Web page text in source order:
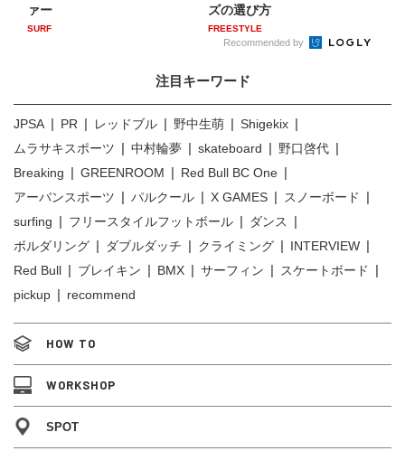
ァー
SURF
ズの選び方
FREESTYLE
Recommended by
注目キーワード
JPSA PR レッドブル 野中生萌
Shigekix
ムラサキスポーツ
中村輪夢 skateboard
野口啓代
Breaking
GREENROOM
Red Bull BC One
アーバンスポーツ
パルクール X GAMES
スノーボード
surfing
フリースタイルフットボール
ダンス
ボルダリング
ダブルダッチ クライミング
INTERVIEW
Red Bull
ブレイキン BMX サーフィン
スケートボード
pickup
recommend
HOW TO
WORKSHOP
SPOT